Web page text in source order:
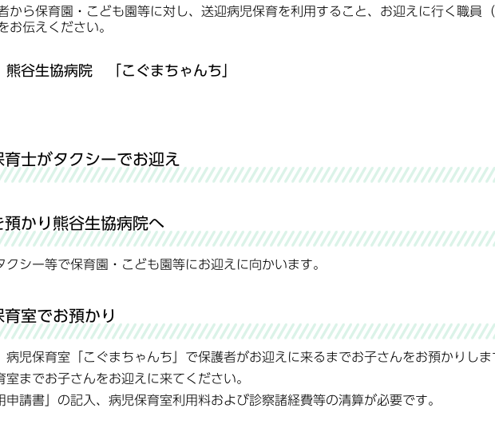
から保育園・こども園等に対し、送迎病児保育を利用すること、お迎えに行く職員
お伝えください。
熊谷生協病院 「こぐまちゃんち」
士がタクシーでお迎え
かり熊谷生協病院へ
シー等で保育園・こども園等にお迎えに向かいます。
室でお預かり
児保育室「こぐまちゃんち」で保護者がお迎えに来るまでお子さんをお預かりしま
までお子さんをお迎えに来てください。
請書」の記入、病児保育室利用料および診察諸経費等の清算が必要です。